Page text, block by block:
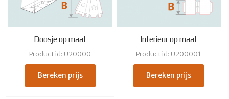
Doosje op maat
Product id: U20000
Bereken prijs
Interieur op maat
Product id: U200001
Bereken prijs